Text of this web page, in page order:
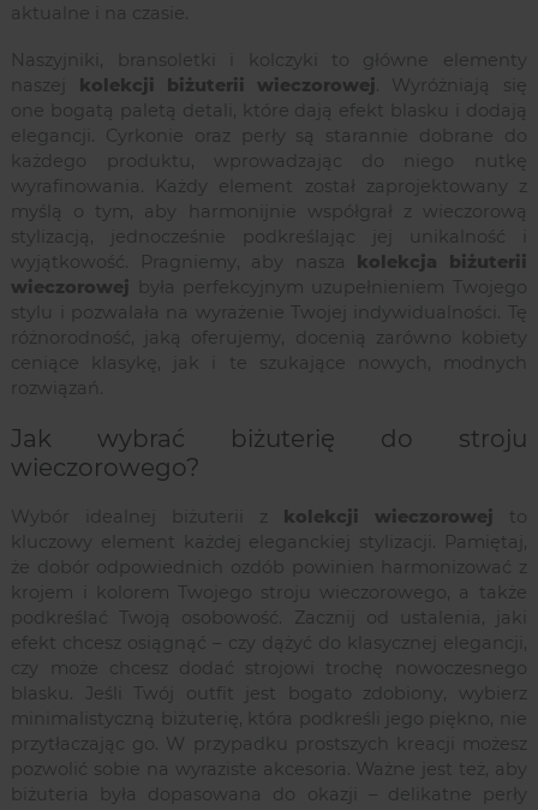
aktualne i na czasie.
Naszyjniki, bransoletki i kolczyki to główne elementy
naszej
kolekcji biżuterii wieczorowej. Wyróżniają się
one bogatą paletą detali, które dają efekt blasku i dodają
elegancji. Cyrkonie oraz perły są starannie dobrane do
każdego produktu, wprowadzając do niego nutkę
wyrafinowania. Każdy element został zaprojektowany z
myślą o tym, aby harmonijnie współgrał z wieczorową
stylizacją, jednocześnie podkreślając jej unikalność i
wyjątkowość. Pragniemy, aby nasza
kolekcja biżuterii
wieczorowej była perfekcyjnym uzupełnieniem Twojego
stylu i pozwalała na wyrażenie Twojej indywidualności. Tę
różnorodność, jaką oferujemy, docenią zarówno kobiety
ceniące klasykę, jak i te szukające nowych, modnych
rozwiązań.
Jak wybrać biżuterię do stroju
wieczorowego?
Wybór idealnej biżuterii z kolekcji wieczorowej to
kluczowy element każdej eleganckiej stylizacji. Pamiętaj,
że dobór odpowiednich ozdób powinien harmonizować z
krojem i kolorem Twojego stroju wieczorowego, a także
podkreślać Twoją osobowość. Zacznij od ustalenia, jaki
efekt chcesz osiągnąć – czy dążyć do klasycznej elegancji,
czy może chcesz dodać strojowi trochę nowoczesnego
blasku. Jeśli Twój outfit jest bogato zdobiony, wybierz
minimalistyczną biżuterię, która podkreśli jego piękno, nie
przytłaczając go. W przypadku prostszych kreacji możesz
pozwolić sobie na wyraziste akcesoria. Ważne jest też, aby
biżuteria była dopasowana do okazji – delikatne perły